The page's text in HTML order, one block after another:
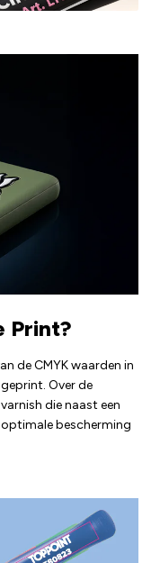
Print?
de CMYK waarden in
Over de
die naast een
bescherming